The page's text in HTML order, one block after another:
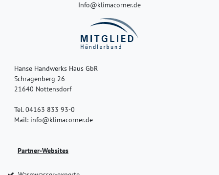
Info@klimacorner.de
Hanse Handwerks Haus GbR
Schragenberg 26
21640 Nottensdorf
Tel. 04163 833 93-0
Mail: info@klimacorner.de
Partner-Websites